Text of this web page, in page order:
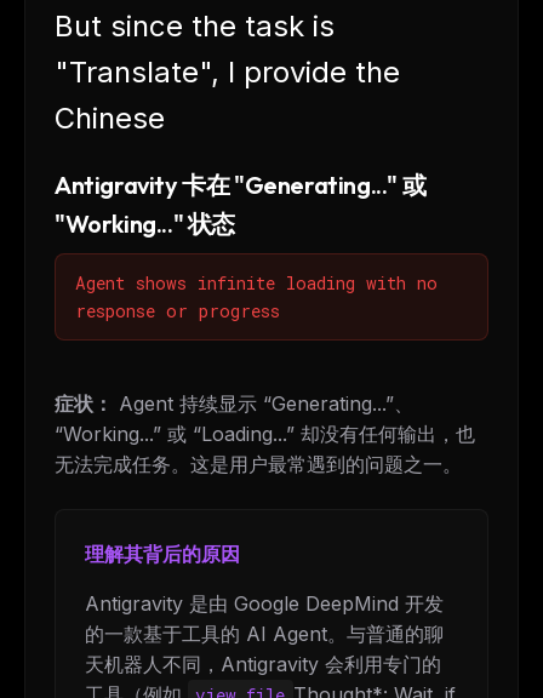
But since the task is
"Translate", I provide the
Chinese
Antigravity 卡在 "Generating..." 或
"Working..." 状态
Agent shows infinite loading with no
response or progress
症状： Agent 持续显示 “Generating...”、
“Working...” 或 “Loading...” 却没有任何输出，也
无法完成任务。这是用户最常遇到的问题之一。
理解其背后的原因
Antigravity 是由 Google DeepMind 开发
的一款基于工具的 AI Agent。与普通的聊
天机器人不同，Antigravity 会利用专门的